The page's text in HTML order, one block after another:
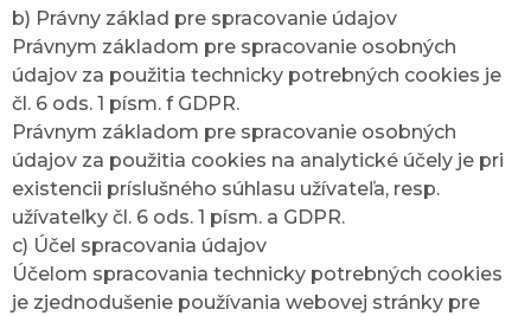
b) Právny základ pre spracovanie údajov
Právnym základom pre spracovanie osobných
údajov za použitia technicky potrebných cookies je
čl. 6 ods. 1 písm. f GDPR.
Právnym základom pre spracovanie osobných
údajov za použitia cookies na analytické účely je pri
existencii príslušného súhlasu užívateľa, resp.
užívateľky čl. 6 ods. 1 písm. a GDPR.
c) Účel spracovania údajov
Účelom spracovania technicky potrebných cookies
je zjednodušenie používania webovej stránky pre